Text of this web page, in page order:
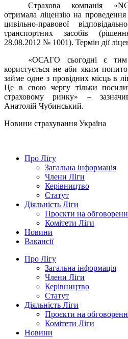
Страхова компанія
отримала ліцензію на проведення
цивільно-правової
транспортних засобів
28.08.2012 № 1001). Термін дії
«ОСАГО сьогодні є
користується не аби яким
займе одне з провідних місць в
Це в свою чергу тільки
страховому ринку» –
Анатолій Чубинський.
Новини страхування Україна
Про Лігу
Загальна інформація
Члени Ліги
Керівництво
Статут
Діяльність Ліги
Проєкти на
Комітети Ліги
Новини
Вакансії
Про Лігу
Загальна інформація
Члени Ліги
Керівництво
Статут
Діяльність Ліги
Проєкти на
Комітети Ліги
Новини